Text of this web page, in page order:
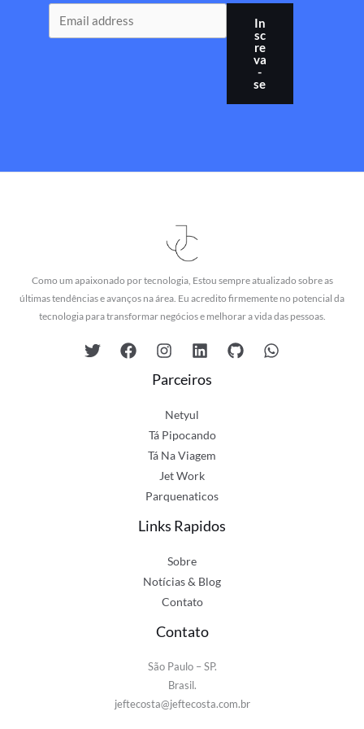
In
sc
re
va
-
se
Como um apaixonado por tecnologia, Estou sempre atualizado sobre as
últimas tendências e avanços na área. Eu acredito firmemente no potencial da
tecnologia para transformar negócios e melhorar a vida das pessoas.
Parceiros
Netyul
Tá Pipocando
Tá Na Viagem
Jet Work
Parquenaticos
Links Rapidos
Sobre
Notícias & Blog
Contato
Contato
São Paulo – SP.
Brasil.
jeftecosta@jeftecosta.com.br